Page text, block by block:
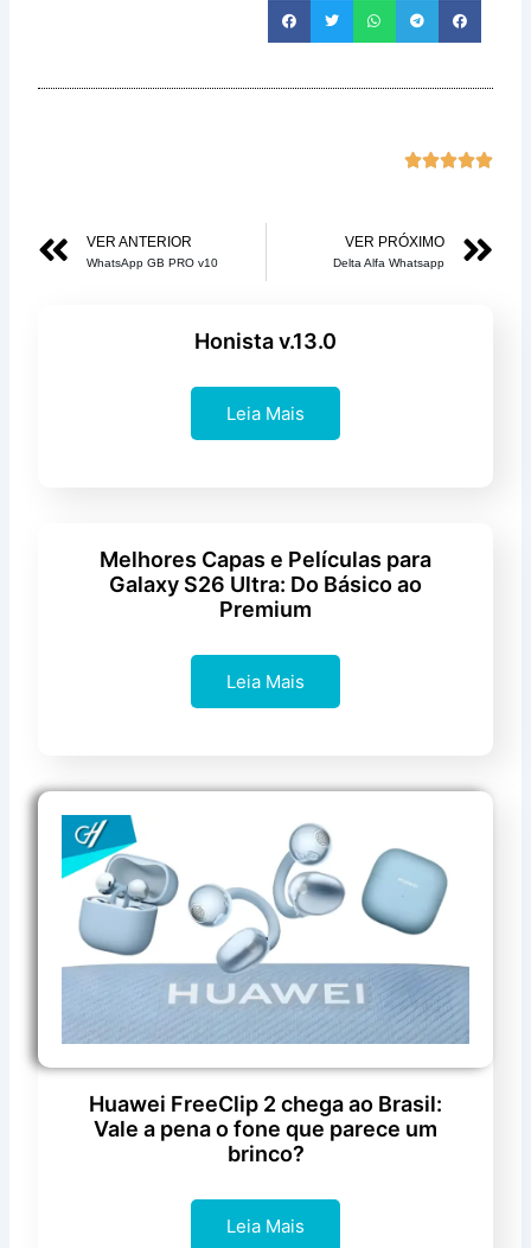

Anterior
VER ANTERIOR
WhatsApp GB PRO v10
VER PRÓXIMO
Delta Alfa Whatsapp
Honista v.13.0
Leia Mais
Melhores Capas e Películas para
Galaxy S26 Ultra: Do Básico ao
Premium
Leia Mais
Huawei FreeClip 2 chega ao Brasil:
Vale a pena o fone que parece um
brinco?
Leia Mais